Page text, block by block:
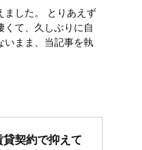
ました。 とりあえず
くて、久しぶりに自
いまま、当記事を執
契約で抑えて